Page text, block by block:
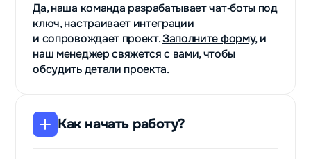
Да, наша команда разрабатывает чат‑боты под
ключ, настраивает интеграции
и сопровождает проект.Заполните форму, и
наш менеджер свяжется с вами, чтобы
обсудить детали проекта.
Как начать работу?